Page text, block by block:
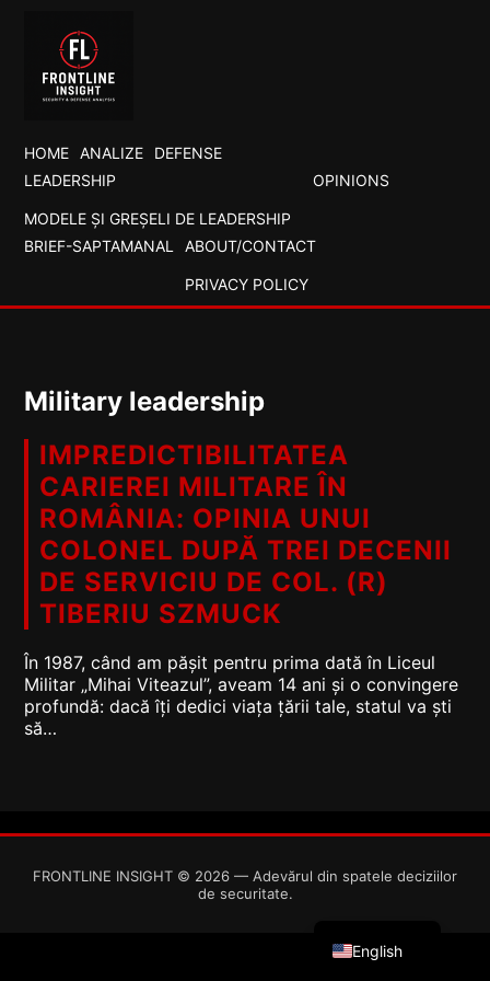
HOME ANALIZE
DEFENSE
LEADERSHIP
MODELE ȘI GREȘELI DE LEADERSHIP
OPINIONS
BRIEF-SAPTAMANAL ABOUT/CONTACT
PRIVACY POLICY
Military leadership
IMPREDICTIBILITATEA
CARIEREI MILITARE ÎN
ROMÂNIA: OPINIA UNUI
COLONEL DUPĂ TREI DECENII
DE SERVICIU DE COL. (R)
TIBERIU SZMUCK
În 1987, când am pășit pentru prima dată în Liceul
Militar „Mihai Viteazul”, aveam 14 ani și o convingere
profundă: dacă îți dedici viața țării tale, statul va ști
să…
FRONTLINE INSIGHT © 2026 — Adevărul din spatele deciziilor
de securitate.
English